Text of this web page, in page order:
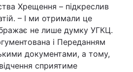
Хрещення – підкреслив
– І ми отримали це
не лише думку УГКЦ.
і Переданням
документами, а тому,
сприятиме